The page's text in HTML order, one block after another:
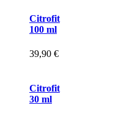
Citrofit
100 ml
39,90 €
Citrofit
30 ml